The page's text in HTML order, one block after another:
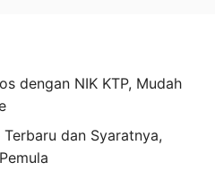
dengan NIK KTP, Mudah
dan Syaratnya,